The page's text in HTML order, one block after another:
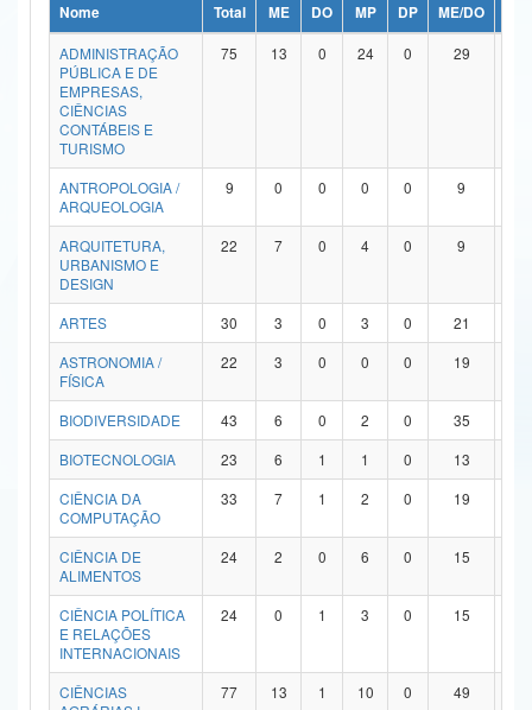
Ministério da Ciência, Tecnologia, Inovações e Comunicações
Ministério do Meio Ambiente
Ministério do Turismo
Ministério do Desenvolvimento Regional
Controladoria-Geral da União
Ministério da Mulher, da Família e dos Direitos Humanos
Secretaria de Governo
Advocacia-Geral da União
Banco Central do Brasil
Nome Total ME DO MP DP ME/DO
ADMINISTRAÇÃO
PÚBLICA E DE
EMPRESAS,
CIÊNCIAS
CONTÁBEIS E
TURISMO
75 13 0 24 0 29
ANTROPOLOGIA /
ARQUEOLOGIA
9 0 0 0 0 9
ARQUITETURA,
URBANISMO E
DESIGN
22 7 0 4 0 9
ARTES 30 3 0 3 0 21
ASTRONOMIA /
FÍSICA
22 3 0 0 0 19
BIODIVERSIDADE 43 6 0 2 0 35
BIOTECNOLOGIA
23 6 1 1 0 13
CIÊNCIA DA
COMPUTAÇÃO
33 7 1 2 0 19
CIÊNCIA DE
ALIMENTOS
24 2 0 6 0 15
CIÊNCIA POLÍTICA
E RELAÇÕES
INTERNACIONAIS
24 0 1 3 0 15
CIÊNCIAS
77 13 1 10 0 49